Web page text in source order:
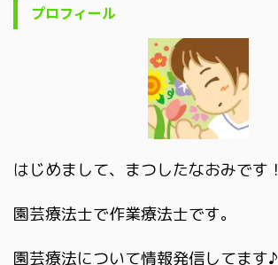
プロフィール
はじめまして、まつしたなおみです！
園芸療法士で作業療法士です。
園芸療法について情報発信してます♪